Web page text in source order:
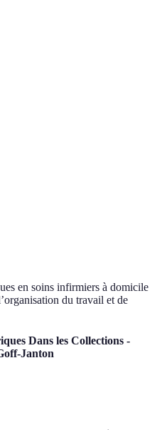
en soins infirmiers à domicile
du travail et de
Dans les Collections -
Janton